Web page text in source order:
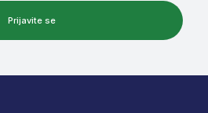
Prijavite se